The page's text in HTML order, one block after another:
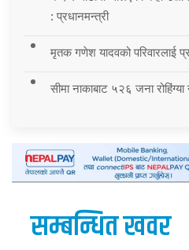
: प्रधानमन्त्री
मृतक गणेश यादवको परिवारलाई
सीमा नाकाबाट ५२६ जना
सम्बन्धित खवर